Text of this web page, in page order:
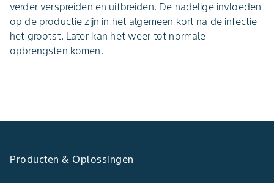
verder verspreiden en uitbreiden. De nadelige invloeden
op de productie zijn in het algemeen kort na de infectie
het grootst. Later kan het weer tot normale
opbrengsten komen.
Producten & Oplossingen